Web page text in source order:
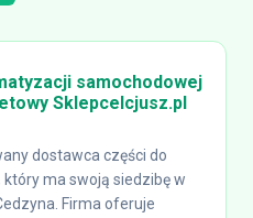
samochodowej
Sklepcelcjusz.pl
dostawca części do
ma swoją siedzibę w
Firma oferuje